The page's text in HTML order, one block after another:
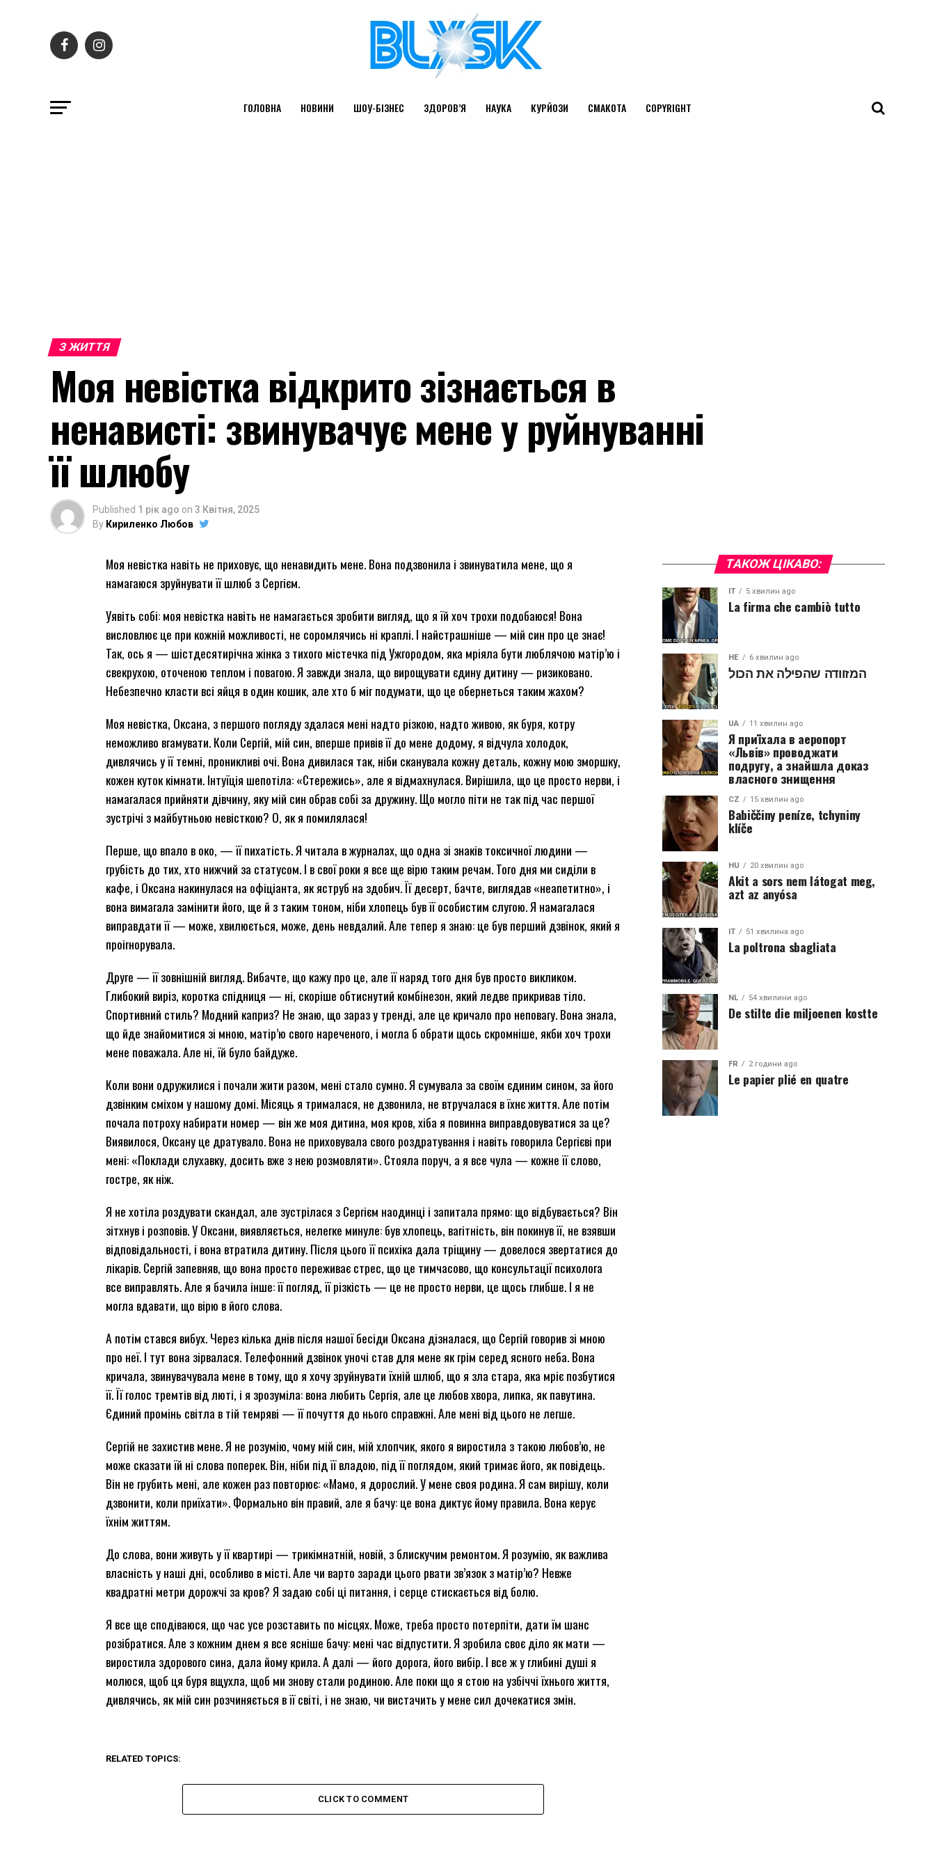
ГОЛОВНА НОВИНИ ШОУ-БІЗНЕС ЗДОРОВ’Я НАУКА КУРЙОЗИ СМАКОТА COPYRIGHT
З ЖИТТЯ
Моя невістка відкрито зізнається в
ненависті: звинувачує мене у руйнуванні
її шлюбу
Published 1 рік ago on 3 Квітня, 2025
By Кириленко Любов
Моя невістка навіть не приховує, що ненавидить мене. Вона подзвонила і звинуватила мене, що я
намагаюся зруйнувати її шлюб з Сергієм.
Уявіть собі: моя невістка навіть не намагається зробити вигляд, що я їй хоч трохи подобаюся! Вона
висловлює це при кожній можливості, не соромлячись ні краплі. І найстрашніше — мій син про це знає!
Так, ось я — шістдесятирічна жінка з тихого містечка під Ужгородом, яка мріяла бути люблячою матір’ю і
свекрухою, оточеною теплом і повагою. Я завжди знала, що вирощувати єдину дитину — ризиковано.
Небезпечно класти всі яйця в один кошик, але хто б міг подумати, що це обернеться таким жахом?
Моя невістка, Оксана, з першого погляду здалася мені надто різкою, надто живою, як буря, котру
неможливо вгамувати. Коли Сергій, мій син, вперше привів її до мене додому, я відчула холодок,
дивлячись у її темні, проникливі очі. Вона дивилася так, ніби сканувала кожну деталь, кожну мою зморшку,
кожен куток кімнати. Інтуїція шепотіла: «Стережись», але я відмахнулася. Вирішила, що це просто нерви, і
намагалася прийняти дівчину, яку мій син обрав собі за дружину. Що могло піти не так під час першої
зустрічі з майбутньою невісткою? О, як я помилялася!
Перше, що впало в око, — її пихатість. Я читала в журналах, що одна зі знаків токсичної людини —
грубість до тих, хто нижчий за статусом. І в свої роки я все ще вірю таким речам. Того дня ми сиділи в
кафе, і Оксана накинулася на офіціанта, як яструб на здобич. Її десерт, бачте, виглядав «неапетитно», і
вона вимагала замінити його, ще й з таким тоном, ніби хлопець був її особистим слугою. Я намагалася
виправдати її — може, хвилюється, може, день невдалий. Але тепер я знаю: це був перший дзвінок, який я
проігнорувала.
Друге — її зовнішній вигляд. Вибачте, що кажу про це, але її наряд того дня був просто викликом.
Глибокий виріз, коротка спідниця — ні, скоріше обтиснутий комбінезон, який ледве прикривав тіло.
Спортивний стиль? Модний каприз? Не знаю, що зараз у тренді, але це кричало про неповагу. Вона знала,
що йде знайомитися зі мною, матір’ю свого нареченого, і могла б обрати щось скромніше, якби хоч трохи
мене поважала. Але ні, їй було байдуже.
Коли вони одружилися і почали жити разом, мені стало сумно. Я сумувала за своїм єдиним сином, за його
дзвінким сміхом у нашому домі. Місяць я трималася, не дзвонила, не втручалася в їхнє життя. Але потім
почала потроху набирати номер — він же моя дитина, моя кров, хіба я повинна виправдовуватися за це?
Виявилося, Оксану це дратувало. Вона не приховувала свого роздратування і навіть говорила Сергієві при
мені: «Поклади слухавку, досить вже з нею розмовляти». Стояла поруч, а я все чула — кожне її слово,
гостре, як ніж.
Я не хотіла роздувати скандал, але зустрілася з Сергієм наодинці і запитала прямо: що відбувається? Він
зітхнув і розповів. У Оксани, виявляється, нелегке минуле: був хлопець, вагітність, він покинув її, не взявши
відповідальності, і вона втратила дитину. Після цього її психіка дала тріщину — довелося звертатися до
лікарів. Сергій запевняв, що вона просто переживає стрес, що це тимчасово, що консультації психолога
все виправлять. Але я бачила інше: її погляд, її різкість — це не просто нерви, це щось глибше. І я не
могла вдавати, що вірю в його слова.
А потім стався вибух. Через кілька днів після нашої бесіди Оксана дізналася, що Сергій говорив зі мною
про неї. І тут вона зірвалася. Телефонний дзвінок уночі став для мене як грім серед ясного неба. Вона
кричала, звинувачувала мене в тому, що я хочу зруйнувати їхній шлюб, що я зла стара, яка мріє позбутися
її. Її голос тремтів від люті, і я зрозуміла: вона любить Сергія, але це любов хвора, липка, як павутина.
Єдиний промінь світла в тій темряві — її почуття до нього справжні. Але мені від цього не легше.
Сергій не захистив мене. Я не розумію, чому мій син, мій хлопчик, якого я виростила з такою любов’ю, не
може сказати їй ні слова поперек. Він, ніби під її владою, під її поглядом, який тримає його, як повідець.
Він не грубить мені, але кожен раз повторює: «Мамо, я дорослий. У мене своя родина. Я сам вирішу, коли
дзвонити, коли приїхати». Формально він правий, але я бачу: це вона диктує йому правила. Вона керує
їхнім життям.
До слова, вони живуть у її квартирі — трикімнатній, новій, з блискучим ремонтом. Я розумію, як важлива
власність у наші дні, особливо в місті. Але чи варто заради цього рвати зв’язок з матір’ю? Невже
квадратні метри дорожчі за кров? Я задаю собі ці питання, і серце стискається від болю.
Я все ще сподіваюся, що час усе розставить по місцях. Може, треба просто потерпіти, дати їм шанс
розібратися. Але з кожним днем я все ясніше бачу: мені час відпустити. Я зробила своє діло як мати —
виростила здорового сина, дала йому крила. А далі — його дорога, його вибір. І все ж у глибині душі я
молюся, щоб ця буря вщухла, щоб ми знову стали родиною. Але поки що я стою на узбіччі їхнього життя,
дивлячись, як мій син розчиняється в її світі, і не знаю, чи вистачить у мене сил дочекатися змін.
RELATED TOPICS:
CLICK TO COMMENT
ТАКОЖ ЦІКАВО:
IT 5 хвилин ago
La firma che cambiò tutto
HE 6 хвилин ago
המזוודה שהפילה את הכול
UA 11 хвилин ago
Я приїхала в аеропорт
«Львів» проводжати
подругу, а знайшла доказ
власного знищення
CZ 15 хвилин ago
Babiččiny peníze, tchyniny
klíče
HU 20 хвилин ago
Akit a sors nem látogat meg,
azt az anyósa
IT 51 хвилина ago
La poltrona sbagliata
NL 54 хвилини ago
De stilte die miljoenen kostte
FR 2 години ago
Le papier plié en quatre